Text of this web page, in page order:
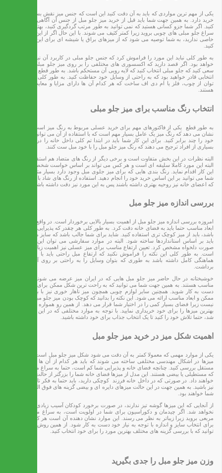
یکی از مهم ترین مواردی که باید به آن دقت کنید این است که جنس میز نقش بسیار مهمی در
خرید دارد. به همین جهت شما باید قبل از خرید میز جلو مبل از جنس آن آگاهی کافی را پیدا
کنید. اگر شما جزو کسانی هستید که نمی توانید به طور مرتب گردگیری کنید، بهتر است که به
سراغ جلو مبلی های چوبی بروید زیرا کمتر کثیف می شوند. با این حال اگر از این نظر مشکل
خاصی ندارید، به شما توصیه می شود که از میزهای براق یا شیشه ای برای این کار استفاده
کنید.
به طور کلی نباید این مورد را فراموش کرد که جنس جلو مبلی در کاربرد آن نیز بسیار موثر
خواهد بود. اگر قصد دارید که اکسسوری های مختلفی را بر روی میز جلو مبلی قرار دهید،
سعی کنید که جلو مبلی انتخاب کنید که لایه رویی آن مستحکم باشد. به طور قطع با انجام چنین
انتخابی قادر خواهید بود که به راحتی از وسایل خود حفاظت کنید. به طور کلی میزها را می
توان از چوب، فلز یا ام دی اف ساخت که هر کدام آن ها دارای مزایا و معایب خاص خود
هستند.
انتخاب رنگ مناسب برای میز جلو مبلی
به طور قطع یکی از فاکتورهای مهم برای خرید عسلی مربوط به رنگ میز است. بررسی ها
نشان می دهد که رنگ میز یک عامل بسیار مهم است که با استفاده از آن می توانید زیبایی خانه
خود را چند برابر کنید. برای این کار شما باید در ابتدا تم کلی داخل خانه را در نظر بگیرید.
بسیاری از افراد ترجیح می دهند که رنگ میز جلو مبل را با خود مبل ست کنند.
البته نظرات در این بخش متفاوت است و برخی دیگر از رنگ های متضاد هم استفاده می کنند.
البته این مورد کاملا سلیقه ای است و هر کس می تواند بر اساس خواست شخصی خود برای
این کار اقدام نماید. رنگ بندی هایی که برای میز جلوی مبل وجود دارد بسیار متنوع است که
شما می توانید بر این اساس خرید خود را انجام دهید. استفاده از رنگ های شاد باعث می شود
که اعضای خانه نیز روحیه بهتری داشته باشند پس به این مورد نیز دقت داشته باشید.
بررسی اندازه میز جلو مبل
امروزه بررسی اندازه میز جلو مبل از اهمیت بسیار بالایی برخوردار است. در واقع برای انتخاب
ابعاد مناسب حتما باید به فضای خانه دقت کرد. به طور کلی هر چقدر که پذیرایی شما کوچکتر
باشد، باید از میز کوچک تری استفاده کنید. شاید برای شما جالب باشد که سایز میز جلو مبلی
باید بر اساس استانداردها ساخته شود. البته در موارد سفارشی می توان این اندازه را به
صورت دلخواه مشخص کرد. تعیین ارتفاع مناسب برای میز عسلی نیز اهمیت زیادی برخوردار
است. به طور کلی این نکته را فراموش نکنید که ارتفاع مبل راحتی باید با میز جلو مبل
هماهنگی کامل داشته باشد به طوری که بتوان وسایل را به راحتی بر روی آن گذاشت و
برداشت.
خوشبختانه در حال حاضر میز جلو مبل هایی که در ایران میز عرضه می شوند دارای ابعاد
مناسب هستند. به همین جهت شما می توانید که به راحت ترین شکل ممکن برای خرید عسلی
دست به کار شوید. همچنین سایر لوازم چوبی همچون میز ناهار خوری نیز با بهترین کیفیت
ممکن و ابعاد مناسب ارائه می شود. این نکته را بدانید که کوچک بودن میز جلو مبل نیز مناسب
نیست زیرا فضای بسیار کمی را در اختیار شما قرار می دهد. از همین رو همواره سعی کنید که
بهترین میزها را برای خود خریداری نمایید. با توجه به موارد مختلفی که در این قسمت گفته
شد، حتما تلاش خود را کنید تا یک انتخاب جذاب برای خود داشته باشید.
اهمیت شکل میز در خرید میز جلو مبل
یکی از موارد مهمی که معمولا کمتر به‌ آن دقت می شود شکل میز جلو مبل است. امروزه این
میزها در اشکال مهندسی مختلفی ساخته می شوند که باید هر کدام از آن ها را به صورت
مستقل بررسی کنید. چنانچه فضای خانه و پذیرایی شما کم است، حتما به سراغ میزهایی بروید
که مستطیلی یا بیضی هستند. این مدل از میزها فضای خانه شما را بزرگتر از حالت عادی نشان
خواهند داد. در صورتی که در داخل خانه فرزند کوچکی دارید، باید حتما به فکر تامین امنیت او
نیز باشید. به همین جهت در این حالت میزهای دایره ای و بیضی گزینه های فوق العاده ای برای
شما خواهند بود.
از‌ آنجایی که این میزها گوشه تیز ندارند، در صورت برخورد کودکان آسیب زیادی به‌ آنان وارد
نخواهد شد. اگر چیدمان و دکوراسیون برای شما در اولویت است، به سراغ میزهای گرد و
مربعی بروید زیرا زیباتر به نظر می رسند. این موارد نشان دهنده آن است هر کس می تواند
برای انتخاب سایز و اندازه با توجه به نیاز خود دست به کار شود. از همین روش شما هم می
توانید که با بررسی گزینه های مختلف بهترین مورد را برای خود انتخاب کنید.
وزن میز جلو مبل را جدی بگیرید